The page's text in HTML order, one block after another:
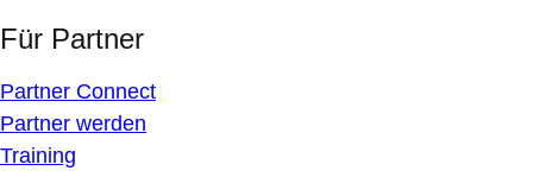
Für Partner
Partner Connect
Partner werden
Training